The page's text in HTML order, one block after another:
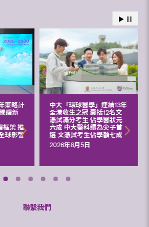
策略計
躍新
框架 推
球影響
中大「環球醫學」連續13年
全港收生之冠 囊括12名文
憑試滿分考生 佔學醫狀元
六成 中大醫科續為尖子首
選 文憑試考生佔學額七成
2026年8月5日
聯繫我們